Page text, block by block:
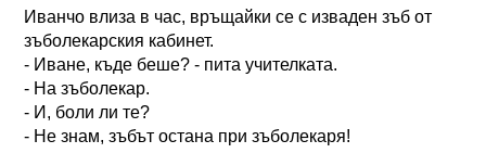
Иванчо влиза в час, връщайки се с изваден зъб от
зъболекарския кабинет.
- Иване, къде беше? - пита учителката.
- На зъболекар.
- И, боли ли те?
- Не знам, зъбът остана при зъболекаря!